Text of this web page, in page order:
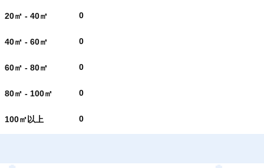
20㎡ - 40㎡ 0
40㎡ - 60㎡ 0
60㎡ - 80㎡ 0
80㎡ - 100㎡ 0
100㎡以上 0